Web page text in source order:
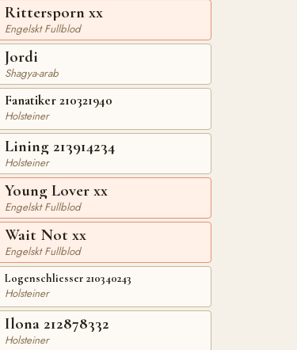
Rittersporn xx
Engelskt Fullblod
Jordi
Shagya-arab
Fanatiker 210321940
Holsteiner
Lining 213914234
Holsteiner
Young Lover xx
Engelskt Fullblod
Wait Not xx
Engelskt Fullblod
Logenschliesser 210340243
Holsteiner
Ilona 212878332
Holsteiner